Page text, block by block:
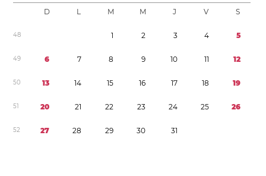
D L M M J V S
48 1 2 3 4 5
49 6 7 8 9 10 11 12
50 13 14 15 16 17 18 19
51 20 21 22 23 24 25 26
52 27 28 29 30 31